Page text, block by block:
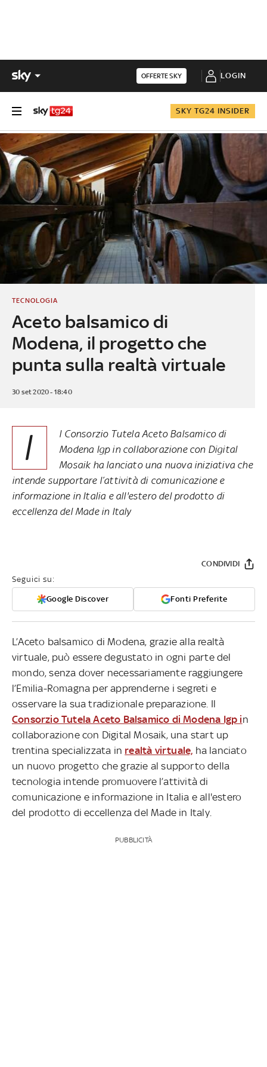
OFFERTE SKY LOGIN
SKY TG24 INSIDER
Aceto balsamico di
Modena, il progetto che
punta sulla realtà virtuale
TECNOLOGIA
30 set 2020 - 18:40
I
l Consorzio Tutela Aceto Balsamico di
Modena Igp in collaborazione con Digital
Mosaik ha lanciato una nuova iniziativa che
intende supportare l’attività di comunicazione e
informazione in Italia e all'estero del prodotto di
eccellenza del Made in Italy
Seguici su:
Google Discover Fonti Preferite
CONDIVIDI
L’Aceto balsamico di Modena, grazie alla realtà
virtuale, può essere degustato in ogni parte del
mondo, senza dover necessariamente raggiungere
l’Emilia-Romagna per apprenderne i segreti e
osservare la sua tradizionale preparazione. Il
Consorzio Tutela Aceto Balsamico di Modena Igp in
collaborazione con Digital Mosaik, una start up
trentina specializzata in realtà virtuale, ha lanciato
un nuovo progetto che grazie al supporto della
tecnologia intende promuovere l’attività di
comunicazione e informazione in Italia e all'estero
del prodotto di eccellenza del Made in Italy.
PUBBLICITÀ